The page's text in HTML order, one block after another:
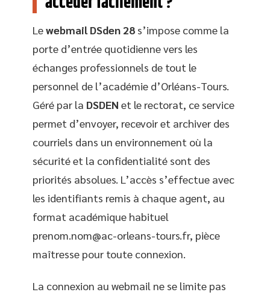
Lewebmail DSden 28 s’impose comme la
porte d’entrée quotidienne vers les
échanges professionnels de tout le
personnel de l’académie d’Orléans-Tours.
Géré par la DSDEN et le rectorat, ce service
permet d’envoyer, recevoir et archiver des
courriels dans un environnement où la
sécurité et la confidentialité sont des
priorités absolues. L’accès s’effectue avec
les identifiants remis à chaque agent, au
format académique habituel
prenom.nom@ac-orleans-tours.fr, pièce
maîtresse pour toute connexion.
La connexion au webmail ne se limite pas